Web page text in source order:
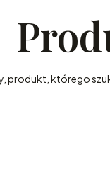
produkt, którego